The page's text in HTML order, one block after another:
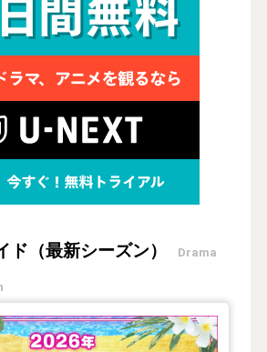
ド（最新シーズン） Drama
TVドラマガイド